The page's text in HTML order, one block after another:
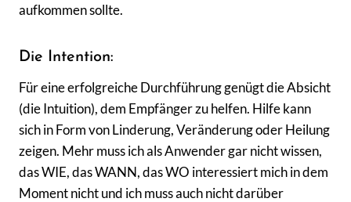
aufkommen sollte.
Die Intention:
Für eine erfolgreiche Durchführung genügt die Absicht
(die Intuition), dem Empfänger zu helfen. Hilfe kann
sich in Form von Linderung, Veränderung oder Heilung
zeigen. Mehr muss ich als Anwender gar nicht wissen,
das WIE, das WANN, das WO interessiert mich in dem
Moment nicht und ich muss auch nicht darüber